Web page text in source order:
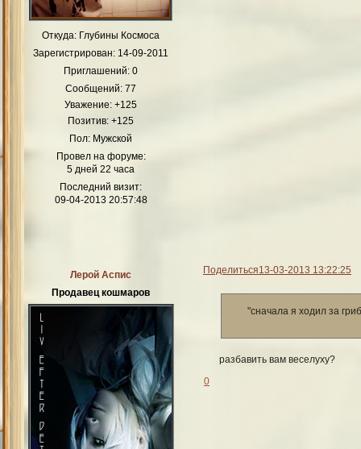
Откуда: Глубины Космоса
Зарегистрирован: 14-09-2011
Приглашений: 0
Сообщений: 77
Уважение: +125
Позитив: +125
Пол: Мужской
Провел на форуме:
5 дней 22 часа
Последний визит:
09-04-2013 20:57:48
Поделиться13-03-2013 13:22:25
Лерой Аспис
Продавец кошмаров
"сначала я ходил за
разбавить вам веселуху?
0